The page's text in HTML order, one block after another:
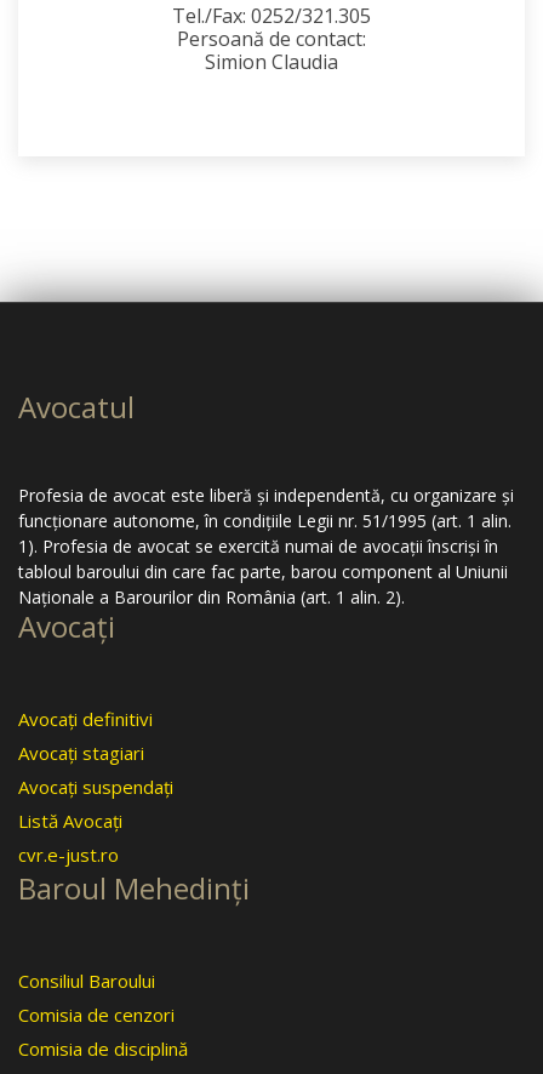
Tel./Fax: 0252/321.305
Persoană de contact:
Simion Claudia
Avocatul
Profesia de avocat este liberă şi independentă, cu organizare şi
funcţionare autonome, în condiţiile Legii nr. 51/1995 (art. 1 alin.
1). Profesia de avocat se exercită numai de avocaţii înscrişi în
tabloul baroului din care fac parte, barou component al Uniunii
Naţionale a Barourilor din România (art. 1 alin. 2).
Avocaţi
Avocaţi definitivi
Avocaţi stagiari
Avocaţi suspendaţi
Listă Avocaţi
cvr.e-just.ro
Baroul Mehedinţi
Consiliul Baroului
Comisia de cenzori
Comisia de disciplină